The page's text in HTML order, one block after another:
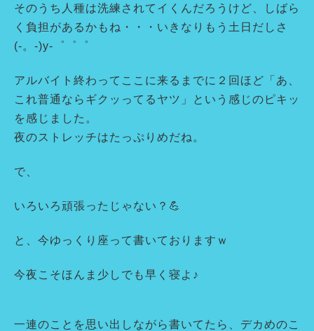
そのうち人種は洗練されてイくんだろうけど、しばら
く負担があるかもね・・・いきなりもう土日だしさ
(-。-)y-゜゜゜
アルバイト終わってここに来るまでに２回ほど「あ、
これ普通ならギクッってるヤツ」という感じのピキッ
を感じました。
夜のストレッチはたっぷりめだね。
で、
いろいろ頑張ったじゃない？💪
と、今ゆっくり座って書いておりますｗ
今夜こそほんま少しでも早く寝よ♪
一連のことを思い出しながら書いてたら、デカめのこ